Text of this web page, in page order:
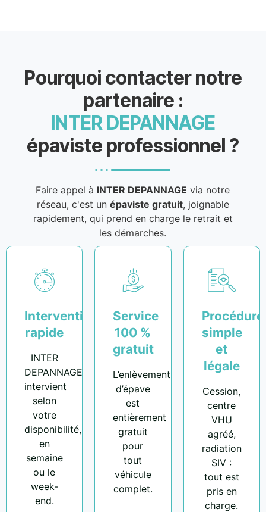
Pourquoi contacter notre
partenaire :
INTER DEPANNAGE
épaviste professionnel ?
Faire appel à INTER DEPANNAGE via notre
réseau, c'est un épaviste gratuit, joignable
rapidement, qui prend en charge le retrait et
les démarches.
Intervention
rapide
INTER
DEPANNAGE
intervient
selon
votre
disponibilité,
en
semaine
ou le
week-
end.
Service
100 %
gratuit
L’enlèvement
d’épave
est
entièrement
gratuit
pour
tout
véhicule
complet.
Procédure
simple
et
légale
Cession,
centre
VHU
agréé,
radiation
SIV :
tout est
pris en
charge.